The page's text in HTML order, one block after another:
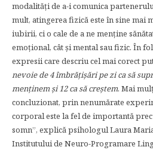
modalităţi de a-i comunica
mult, atingerea fizică este în sine mai
iubirii, ci o cale de a ne menţine
emoţional, cât şi mental sau fizic. În
expresii care descriu cel mai corect
nevoie de 4îmbrăţişări pe zi ca să
menţinem şi 12 ca să creştem. Mai
concluzionat, prin nenumărate
corporal este la fel de importantă
somn”, explică psihologul Laura
Institutului de Neuro-Programare